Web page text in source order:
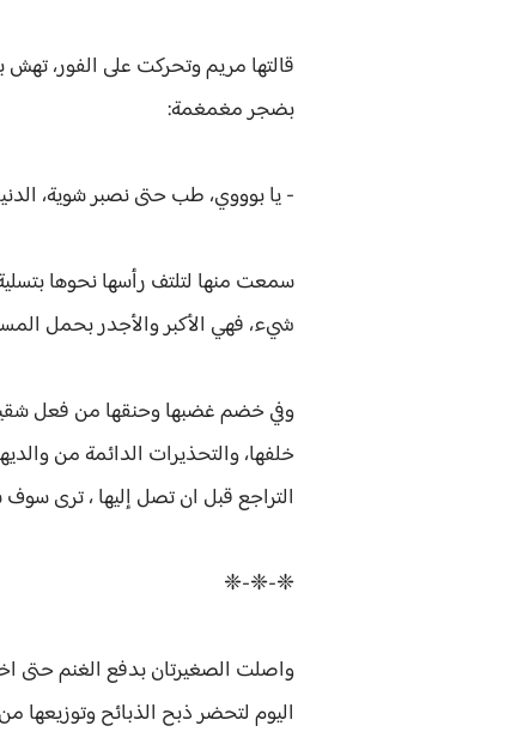
قالتها مريم وتحركت على الفور،
بضجر مغمغمة:
- يا بوووي، طب حتى نصبر شوية،
سمعت منها لتلتف رأسها نحوها
شيء، فهي الأكبر والأجدر بحمل
وفي خضم غضبها وحنقها من فعل
خلفها، والتحذيرات الدائمة من
التراجع قبل ان تصل إليها ، ترى
❈-❈-❈
واصلت الصغيرتان بدفع الغنم حتى
اليوم لتحضر ذبح الذبائح وتوزيعها